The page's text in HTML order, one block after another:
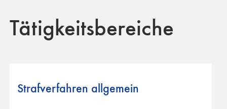
Tätigkeitsbereiche
Strafverfahren allgemein